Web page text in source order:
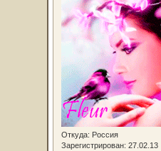
Откуда: Россия
Зарегистрирован: 27.02.13